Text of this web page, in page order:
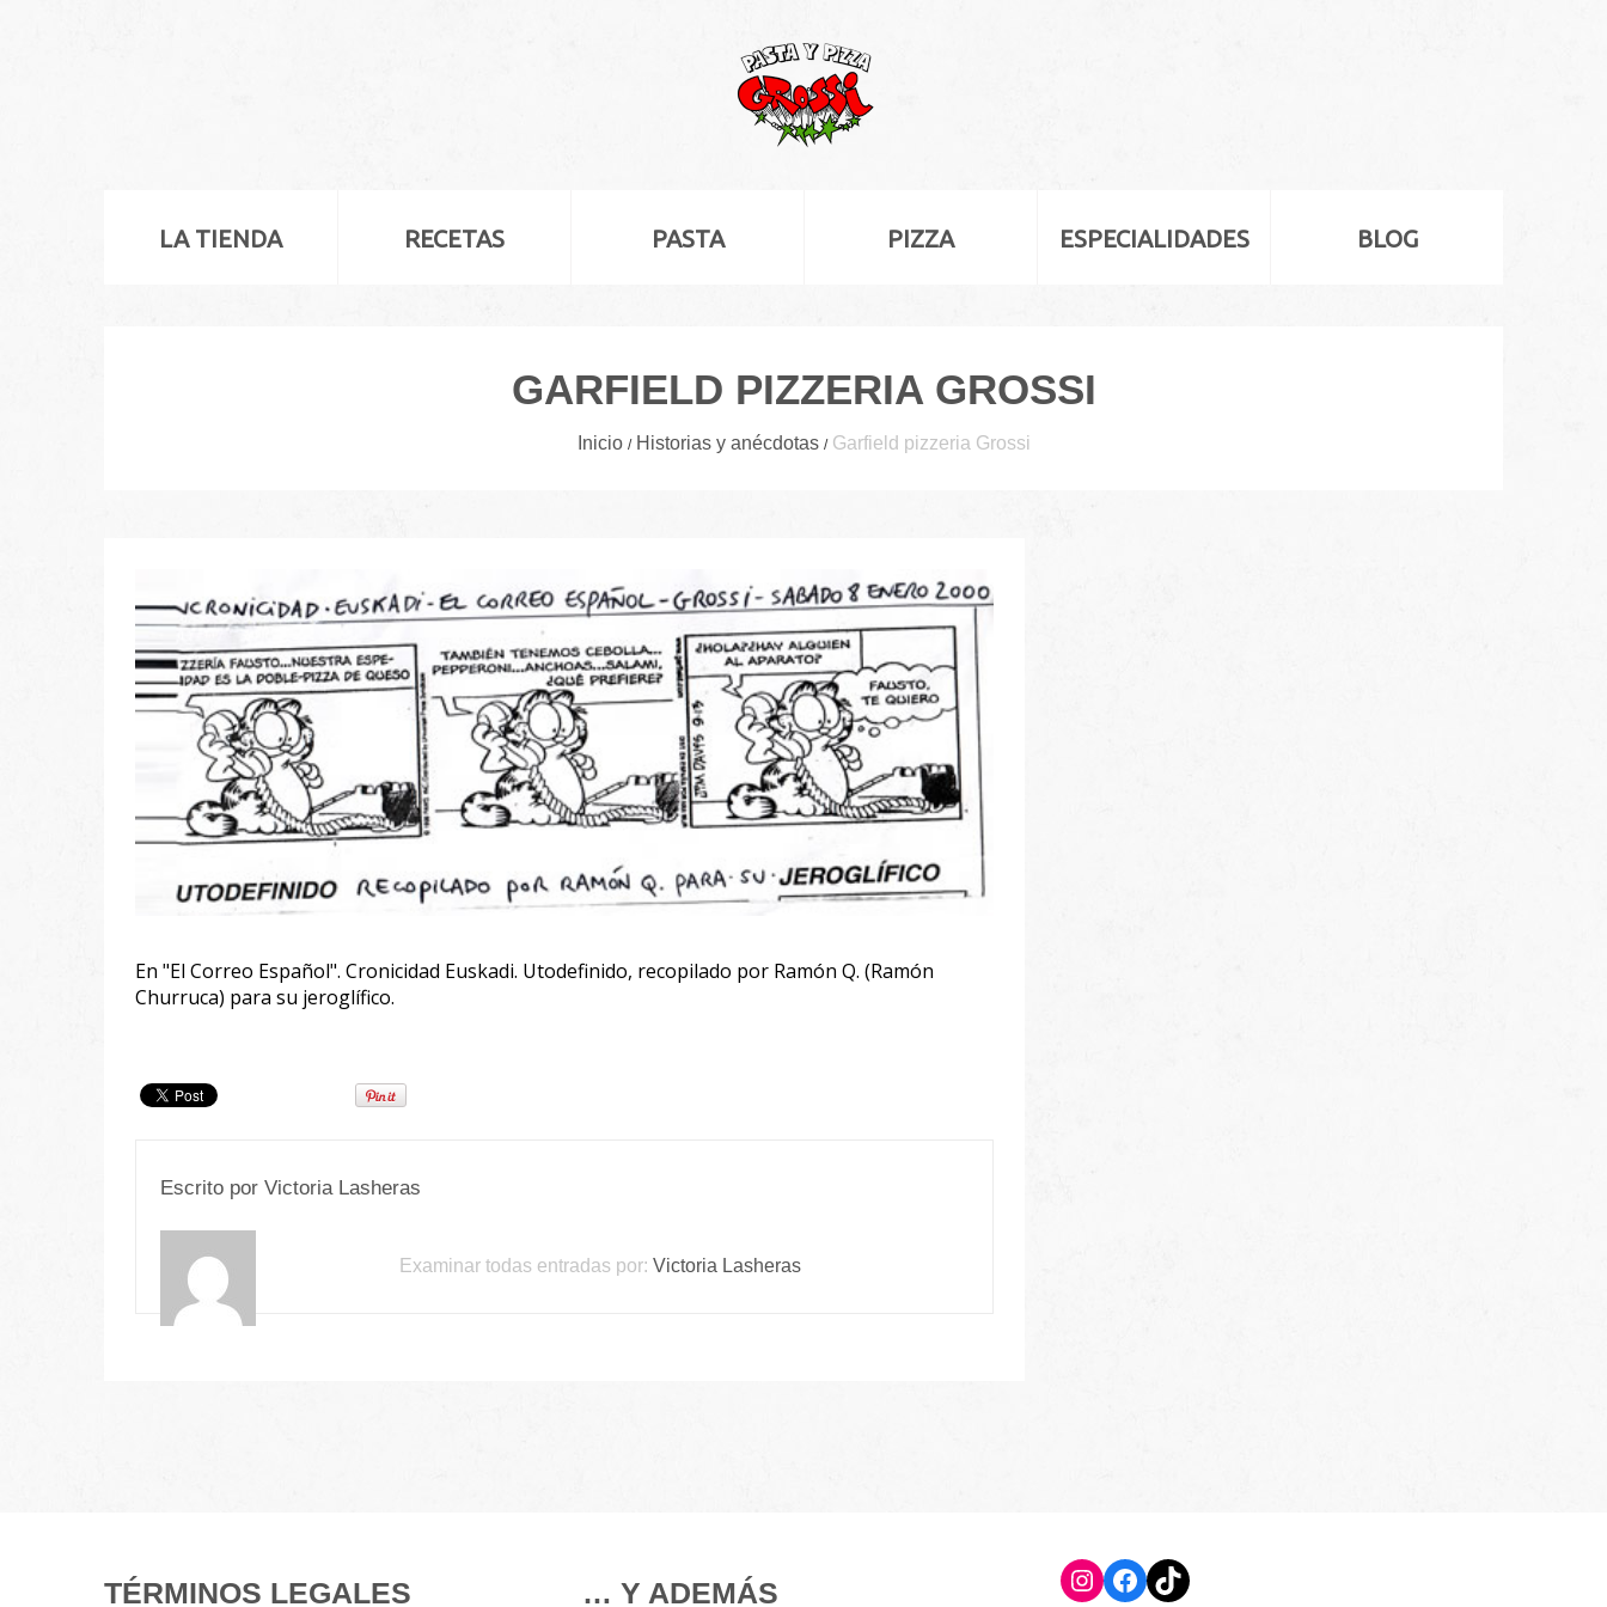
LA TIENDA RECETAS PASTA PIZZA ESPECIALIDADES BLOG
GARFIELD PIZZERIA GROSSI
Inicio Historias y anécdotas Garfield pizzeria Grossi
En "El Correo Español". Cronicidad Euskadi. Utodefinido, recopilado por Ramón Q. (Ramón
Churruca) para su jeroglífico.
Escrito por Victoria Lasheras
Examinar todas entradas por: Victoria Lasheras
TÉRMINOS LEGALES … Y ADEMÁS Instagram
Facebook
TikTok